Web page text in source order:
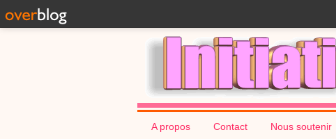
A propos Contact Nous soutenir